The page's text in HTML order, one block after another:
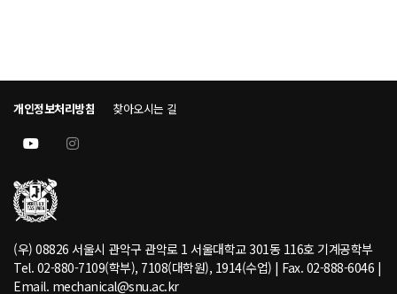
개인정보처리방침 찾아오시는 길
(우) 08826 서울시 관악구 관악로 1 서울대학교 301동 116호 기계공학부
Tel. 02-880-7109(학부), 7108(대학원), 1914(수업) | Fax. 02-888-6046 |
Email. mechanical@snu.ac.kr